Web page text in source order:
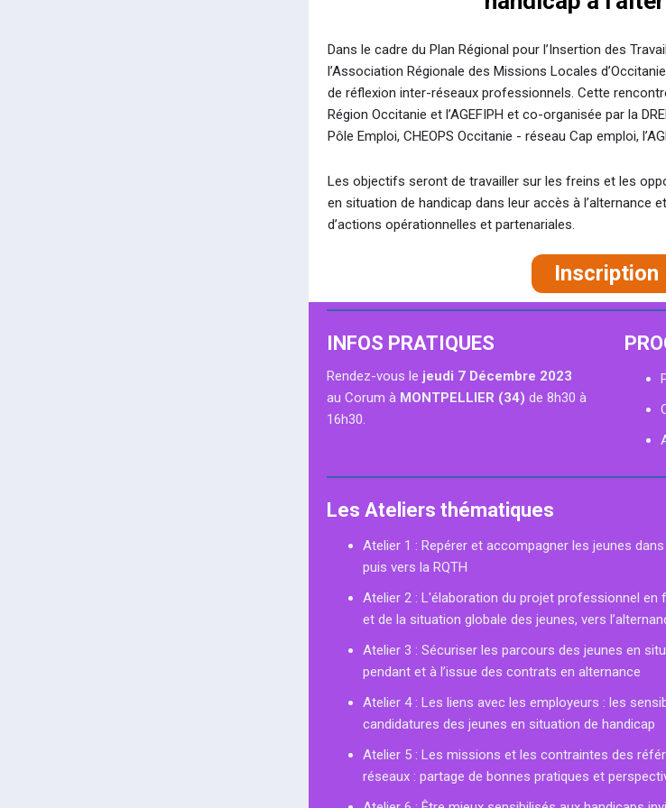
Dans le cadre du Plan Régional pour l’Insertion des
l’Association Régionale des Missions Locales
de réflexion inter-réseaux professionnels. Cette
Région Occitanie et l’AGEFIPH et co-organisée par la
Pôle Emploi, CHEOPS Occitanie - réseau Cap emploi,
Les objectifs seront de travailler sur les freins et les
en situation de handicap dans leur accès à l’alternance
d’actions opérationnelles et partenariales.
Inscription
INFOS PRATIQUES
Rendez-vous le jeudi 7 Décembre 2023
au Corum à MONTPELLIER (34) de 8h30 à
16h30.
Les Ateliers thématiques
Atelier 1 : Repérer et accompagner les jeunes
puis vers la RQTH
Atelier 2 : L'élaboration du projet professionnel en
et de la situation globale des jeunes, vers
Atelier 3 : Sécuriser les parcours des jeunes en
pendant et à l’issue des contrats en alternance
Atelier 4 : Les liens avec les employeurs : les
candidatures des jeunes en situation de handicap
Atelier 5 : Les missions et les contraintes des
réseaux : partage de bonnes pratiques et